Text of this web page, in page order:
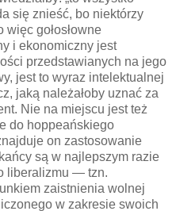
się znieść, bo niektórzy
więc gołosłowne
i ekonomiczny jest
przedstawianych na jego
jest to wyraz intelektualnej
jaką należałoby uznać za
Nie na miejscu jest też
do hoppeańskiego
on zastosowanie
są w najlepszym razie
liberalizmu — tzn.
zaistnienia wolnej
w zakresie swoich